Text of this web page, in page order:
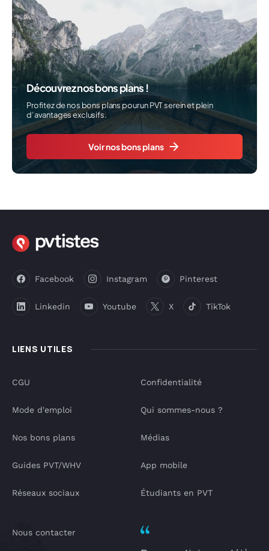
Découvrez nos bons plans !
Profitez de nos bons plans pour un PVT serein et plein
d’avantages exclusifs.
Voir nos bons plans
LIENS UTILES
Facebook Instagram Pinterest
Linkedin Youtube X TikTok
CGU
Mode d'emploi
Nos bons plans
Guides PVT/WHV
Réseaux sociaux
Confidentialité
Qui sommes-nous ?
Médias
App mobile
Étudiants en PVT
Nous contacter